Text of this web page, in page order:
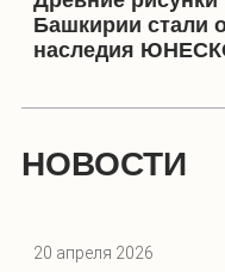
Башкирии стали
наследия
НОВОСТИ
20 апреля 2026